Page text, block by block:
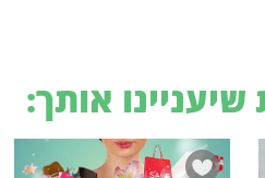
שיעניינו אותך: